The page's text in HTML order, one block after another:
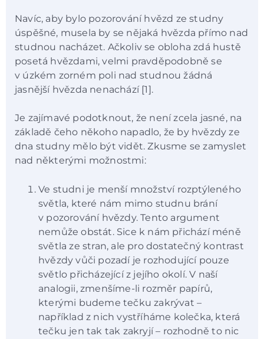
Navíc, aby bylo pozorování hvězd ze studny
úspěšné, musela by se nějaká hvězda přímo nad
studnou nacházet. Ačkoliv se obloha zdá hustě
posetá hvězdami, velmi pravděpodobně se
v úzkém zorném poli nad studnou žádná
jasnější hvězda nenachází [1].
Je zajímavé podotknout, že není zcela jasné, na
základě čeho někoho napadlo, že by hvězdy ze
dna studny mělo být vidět. Zkusme se zamyslet
nad některými možnostmi:
Ve studni je menší množství rozptýleného
světla, které nám mimo studnu brání
v pozorování hvězdy. Tento argument
nemůže obstát. Sice k nám přichází méně
světla ze stran, ale pro dostatečný kontrast
hvězdy vůči pozadí je rozhodující pouze
světlo přicházející z jejího okolí. V naší
analogii, zmenšíme-li rozměr papírů,
kterými budeme tečku zakrývat –
například z nich vystříháme kolečka, která
tečku jen tak tak zakryjí – rozhodně to nic